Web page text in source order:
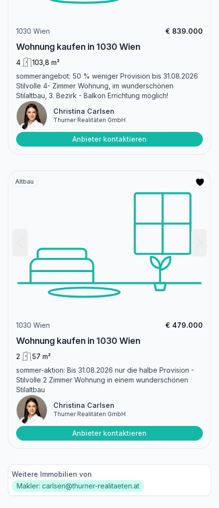
1030 Wien € 839.000
Wohnung kaufen in 1030 Wien
4
103,8 m²
sommerangebot: 50 % weniger Provision bis 31.08.2026
Stilvolle 4- Zimmer Wohnung, im wunderschönen
Stilaltbau, 3. Bezirk - Balkon Errichtung möglich!
Christina Carlsen
Thurner Realitäten GmbH
Anbieter kontaktieren
Altbau
1030 Wien € 479.000
Wohnung kaufen in 1030 Wien
2
57 m²
sommer-aktion: Bis 31.08.2026 nur die halbe Provision -
Stilvolle 2 Zimmer Wohnung in einem wunderschönen
Stilaltbau
Christina Carlsen
Thurner Realitäten GmbH
Anbieter kontaktieren
Weitere Immobilien von
Makler: carlsen@thurner-realitaeten.at